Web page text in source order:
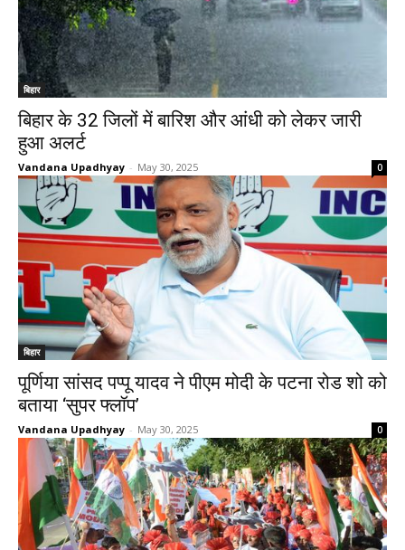
बिहार
बिहार के 32 जिलों में बारिश और आंधी को लेकर जारी
हुआ अलर्ट
Vandana Upadhyay - May 30, 2025 0
बिहार
पूर्णिया सांसद पप्पू यादव ने पीएम मोदी के पटना रोड शो को
बताया ‘सुपर फ्लॉप’
Vandana Upadhyay - May 30, 2025 0